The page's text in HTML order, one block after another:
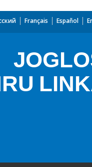
Español
Français